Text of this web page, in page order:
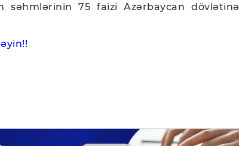
səhmlərinin 75 faizi Azərbaycan dövlətinə